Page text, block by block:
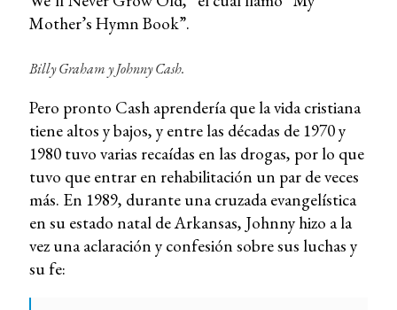
Mother’s Hymn Book”.
Billy Graham y Johnny Cash.
Pero pronto Cash aprendería que la vida cristiana
tiene altos y bajos, y entre las décadas de 1970 y
1980 tuvo varias recaídas en las drogas, por lo que
tuvo que entrar en rehabilitación un par de veces
más. En 1989, durante una cruzada evangelística
en su estado natal de Arkansas, Johnny hizo a la
vez una aclaración y confesión sobre sus luchas y
su fe: